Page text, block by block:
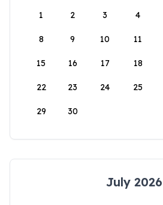
1
2 3 4
8 9 10 11
15 16 17 18
22 23 24 25
29 30
July 2026